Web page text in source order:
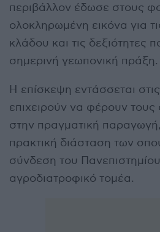
περιβάλλον έδωσε στους
ολοκληρωμένη εικόνα για
κλάδου και τις δεξιότητες
σημερινή γεωπονική πράξη.
Η επίσκεψη εντάσσεται
επιχειρούν να φέρουν τους
στην πραγματική
πρακτική διάσταση των
σύνδεση του
αγροδιατροφικό τομέα.